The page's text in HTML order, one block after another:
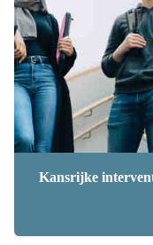
Kansrijke